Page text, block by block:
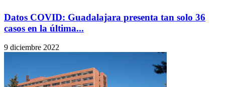
Datos COVID: Guadalajara presenta tan solo 36
casos en la última...
9 diciembre 2022